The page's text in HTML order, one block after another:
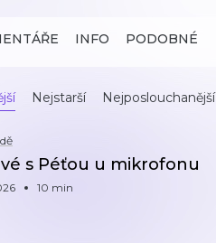
INFO PODOBNÉ
Nejstarší Nejposlouchanější
s Péťou u mikrofonu
10 min